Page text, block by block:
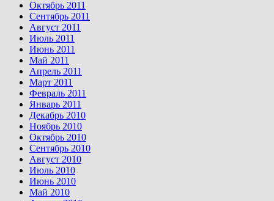
Октябрь 2011
Сентябрь 2011
Август 2011
Июль 2011
Июнь 2011
Май 2011
Апрель 2011
Март 2011
Февраль 2011
Январь 2011
Декабрь 2010
Ноябрь 2010
Октябрь 2010
Сентябрь 2010
Август 2010
Июль 2010
Июнь 2010
Май 2010